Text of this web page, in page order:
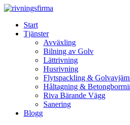
Skip
contentStart
Tjänster
Avväxling
Bilning av Golv
Lättrivning
Husrivning
Flytspackling &
Håltagning &
Riva Bärande Vägg
Sanering
Blogg